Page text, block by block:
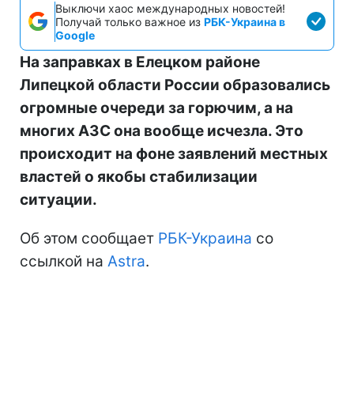
Выключи хаос международных новостей!
Получай только важное из РБК-Украина в
Google
На заправках в Елецком районе
Липецкой области России образовались
огромные очереди за горючим, а на
многих АЗС она вообще исчезла. Это
происходит на фоне заявлений местных
властей о якобы стабилизации
ситуации.
Об этом сообщает РБК-Украина со
ссылкой на Astra.